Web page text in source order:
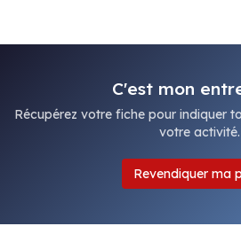
C'est mon
Récupérez votre fiche pour indiquer
votre activité.
Revendiquer ma